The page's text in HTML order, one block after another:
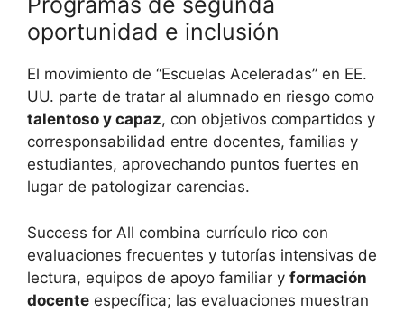
oportunidad e inclusión
El movimiento de “Escuelas Aceleradas” en EE.
UU. parte de tratar al alumnado en riesgo como
talentoso y capaz, con objetivos compartidos y
corresponsabilidad entre docentes, familias y
estudiantes, aprovechando puntos fuertes en
lugar de patologizar carencias.
Success for All combina currículo rico con
evaluaciones frecuentes y tutorías intensivas de
lectura, equipos de apoyo familiar y formación
docente específica; las evaluaciones muestran